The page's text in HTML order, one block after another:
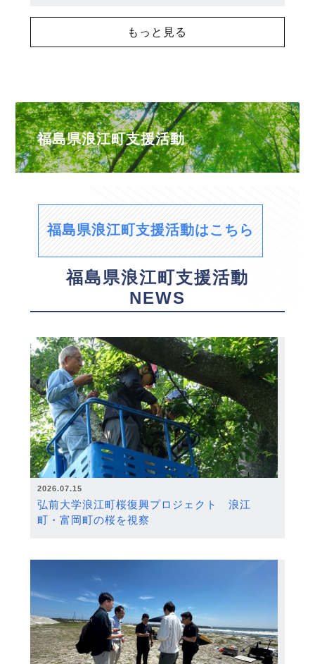
もっと見る
福島県浪江町支援活動
福島県浪江町支援活動はこちら
福島県浪江町支援活動
NEWS
2026.07.15
弘前大学浪江町桜復興プロジェクト 浪江
町・富岡町の桜を視察